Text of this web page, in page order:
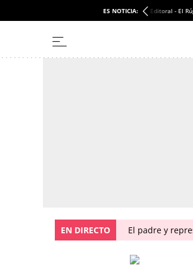
ES NOTICIA: Editoral - El
EN DIRECTO El padre y